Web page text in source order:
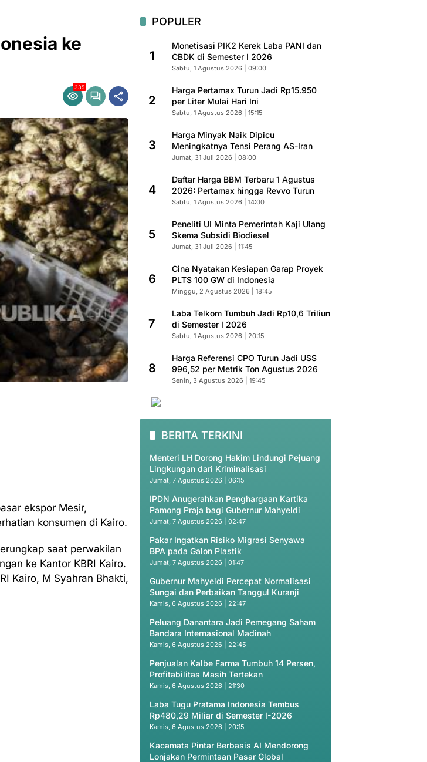
ke
335
ekspor Mesir,
konsumen di Kairo.
saat perwakilan
ke Kantor KBRI Kairo.
Kairo, M Syahran Bhakti,
POPULER
1
Monetisasi PIK2 Kerek Laba PANI dan
CBDK di Semester I 2026
Sabtu, 1 Agustus 2026 | 09:00
2
Harga Pertamax Turun Jadi Rp15.950
per Liter Mulai Hari Ini
Sabtu, 1 Agustus 2026 | 15:15
3
Harga Minyak Naik Dipicu
Meningkatnya Tensi Perang AS-Iran
Jumat, 31 Juli 2026 | 08:00
4
Daftar Harga BBM Terbaru 1 Agustus
2026: Pertamax hingga Revvo Turun
Sabtu, 1 Agustus 2026 | 14:00
5
Peneliti UI Minta Pemerintah Kaji Ulang
Skema Subsidi Biodiesel
Jumat, 31 Juli 2026 | 11:45
6
Cina Nyatakan Kesiapan Garap Proyek
PLTS 100 GW di Indonesia
Minggu, 2 Agustus 2026 | 18:45
7
Laba Telkom Tumbuh Jadi Rp10,6 Triliun
di Semester I 2026
Sabtu, 1 Agustus 2026 | 20:15
8
Harga Referensi CPO Turun Jadi US$
996,52 per Metrik Ton Agustus 2026
Senin, 3 Agustus 2026 | 19:45
BERITA TERKINI
Menteri LH Dorong Hakim Lindungi Pejuang
Lingkungan dari Kriminalisasi
Jumat, 7 Agustus 2026 | 06:15
IPDN Anugerahkan Penghargaan Kartika
Pamong Praja bagi Gubernur Mahyeldi
Jumat, 7 Agustus 2026 | 02:47
Pakar Ingatkan Risiko Migrasi Senyawa
BPA pada Galon Plastik
Jumat, 7 Agustus 2026 | 01:47
Gubernur Mahyeldi Percepat Normalisasi
Sungai dan Perbaikan Tanggul Kuranji
Kamis, 6 Agustus 2026 | 22:47
Peluang Danantara Jadi Pemegang Saham
Bandara Internasional Madinah
Kamis, 6 Agustus 2026 | 22:45
Penjualan Kalbe Farma Tumbuh 14 Persen,
Profitabilitas Masih Tertekan
Kamis, 6 Agustus 2026 | 21:30
Laba Tugu Pratama Indonesia Tembus
Rp480,29 Miliar di Semester I-2026
Kamis, 6 Agustus 2026 | 20:15
Kacamata Pintar Berbasis AI Mendorong
Lonjakan Permintaan Pasar Global